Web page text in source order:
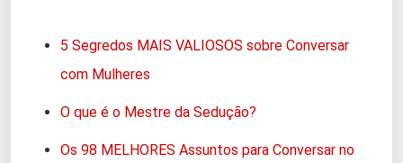
5 Segredos MAIS VALIOSOS sobre Conversar
com Mulheres
O que é o Mestre da Sedução?
Os 98 MELHORES Assuntos para Conversar no